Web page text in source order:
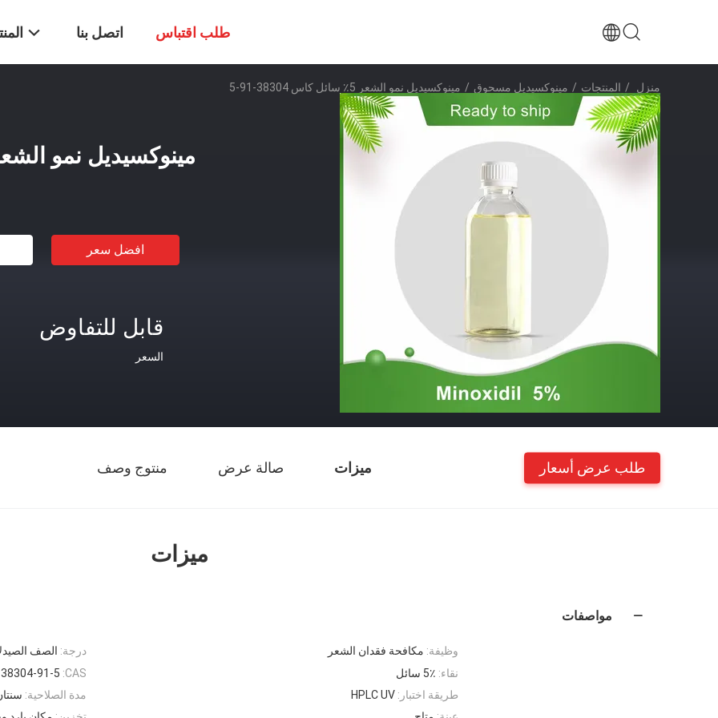
اتصل بنا طلب اقتباس
منزل / المنتجات / مينوكسيديل مسحوق / مينوكسيديل نمو الشعر 5٪ سائل كاس 38304-91-5
مينوكسيديل نمو الشعر 5٪ سائل كاس 38304-
افضل سعر
قابل للتفاوض
السعر
ميزات صالة عرض منتوج وصف طلب عرض أسعار
ميزات
مواصفات
درجة: الصف وظيفة: مكافحة فقدان الشعر
CAS:
38304-91-5 نقاء: 5٪ سائل
مدة الصلاحية:
طريقة اختبار: HPLC UV